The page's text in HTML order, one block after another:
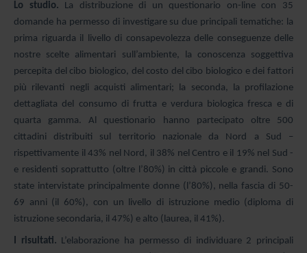
Lo studio. La distribuzione di un questionario on-line con 35
domande ha permesso di investigare su due principali tematiche: la
prima riguarda il livello di consapevolezza delle conseguenze delle
nostre scelte alimentari sull’ambiente, la conoscenza soggettiva
percepita del cibo biologico, del costo del cibo biologico e dei fattori
più rilevanti negli acquisti alimentari; la seconda, la profilazione
dettagliata del consumo di frutta e verdura biologica fresca e di
quarta gamma. Al questionario hanno partecipato oltre 500
cittadini distribuiti sul territorio nazionale da Nord a Sud –
rispettivamente il 43% nel Nord, il 38% nel Centro e il 19% nel Sud -
e residenti soprattutto (oltre l’80%) in città piccole e grandi. Sono
state intervistate principalmente donne (l’80%), nella fascia di 50-
69 anni (il 60%), con un livello di istruzione medio (diploma di
istruzione secondaria, il 47%) e alto (laurea, il 41%).
I risultati. L’elaborazione ha permesso di individuare 2 principali